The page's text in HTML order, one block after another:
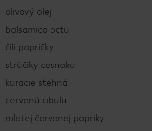
olivový olej
balsamico octu
čili papričky
strúčiky cesnaku
kuracie stehná
červenú cibuľu
mletej červenej papriky